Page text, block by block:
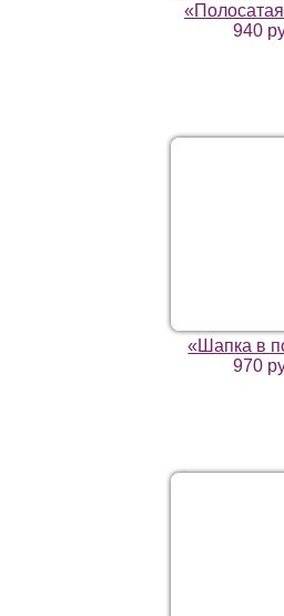
940
«Шапка в
970